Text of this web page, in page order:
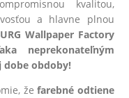
kvalitou,
a hlavne plnou
Wallpaper Factory
neprekonateľným
obdoby!
žefarebné odtiene